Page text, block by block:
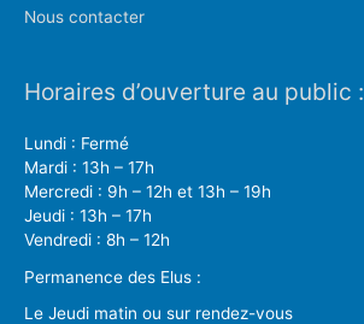
Nous contacter
Horaires d’ouverture au public :
Lundi : Fermé
Mardi : 13h – 17h
Mercredi : 9h – 12h et 13h – 19h
Jeudi : 13h – 17h
Vendredi : 8h – 12h
Permanence des Elus :
Le Jeudi matin ou sur rendez-vous